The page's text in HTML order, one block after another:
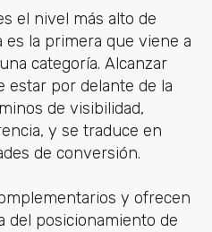
el nivel más alto de
es la primera que viene a
categoría. Alcanzar
estar por delante de la
de visibilidad,
y se traduce en
de conversión.
y ofrecen
del posicionamiento de